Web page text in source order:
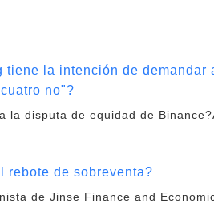
la intención de demandar
no"?
disputa de equidad de
rebote de sobreventa?
de Jinse Finance and